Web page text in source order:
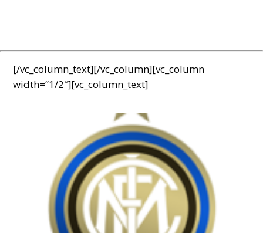
[/vc_column_text][/vc_column][vc_column
width=”1/2″][vc_column_text]